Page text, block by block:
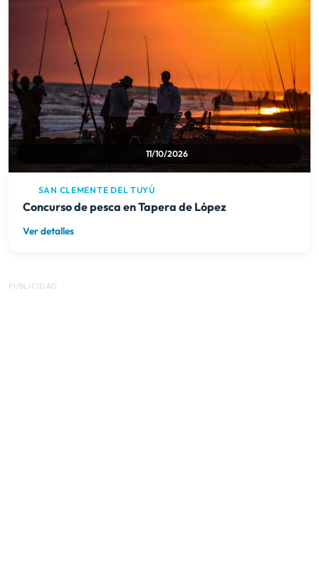
11/10/2026
SAN CLEMENTE DEL TUYÚ
Concurso de pesca en Tapera de López
Ver detalles
PUBLICIDAD